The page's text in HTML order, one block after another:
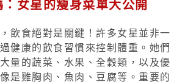
女星的瘦身菜單大公開
飲食絕對是關鍵！許多女星並非一
健康的飲食習慣來控制體重。她們
量的蔬菜、水果、全穀類，以及優
是雞胸肉、魚肉、豆腐等。重要的